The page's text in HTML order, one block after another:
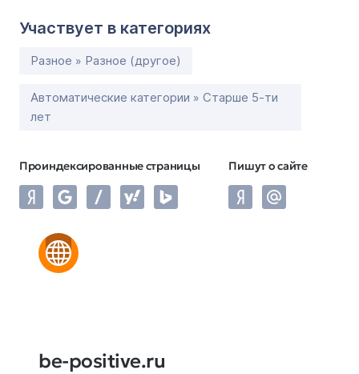
Участвует в категориях
Разное » Разное (другое)
Автоматические категории » Старше 5-ти
лет
Проиндексированные страницы Пишут о сайте
be-positive.ru